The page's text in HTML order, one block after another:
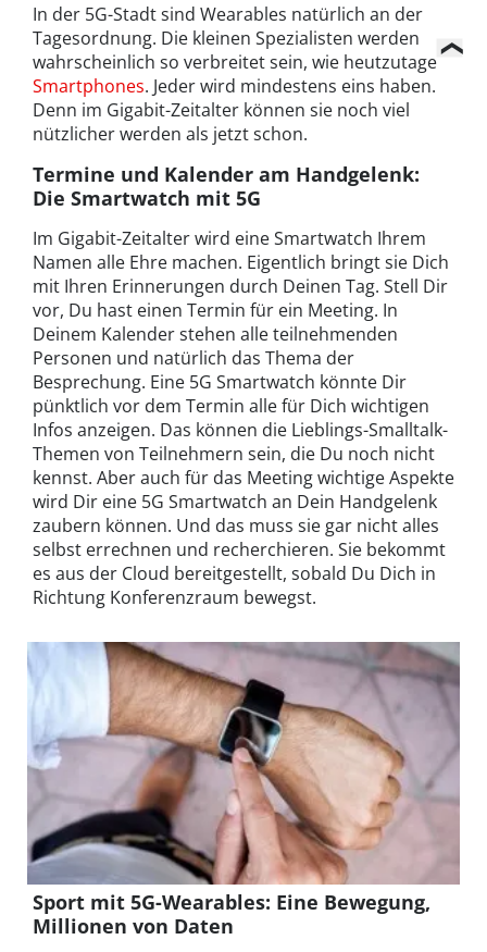
In der 5G-Stadt sind Wearables natürlich an der
Tagesordnung. Die kleinen Spezialisten werden
wahrscheinlich so verbreitet sein, wie heutzutage
Smartphones. Jeder wird mindestens eins haben.
Denn im Gigabit-Zeitalter können sie noch viel
nützlicher werden als jetzt schon.
Termine und Kalender am Handgelenk:
Die Smartwatch mit 5G
Im Gigabit-Zeitalter wird eine Smartwatch Ihrem
Namen alle Ehre machen. Eigentlich bringt sie Dich
mit Ihren Erinnerungen durch Deinen Tag. Stell Dir
vor, Du hast einen Termin für ein Meeting. In
Deinem Kalender stehen alle teilnehmenden
Personen und natürlich das Thema der
Besprechung. Eine 5G Smartwatch könnte Dir
pünktlich vor dem Termin alle für Dich wichtigen
Infos anzeigen. Das können die Lieblings-Smalltalk-
Themen von Teilnehmern sein, die Du noch nicht
kennst. Aber auch für das Meeting wichtige Aspekte
wird Dir eine 5G Smartwatch an Dein Handgelenk
zaubern können. Und das muss sie gar nicht alles
selbst errechnen und recherchieren. Sie bekommt
es aus der Cloud bereitgestellt, sobald Du Dich in
Richtung Konferenzraum bewegst.
Sport mit 5G-Wearables: Eine Bewegung,
Millionen von Daten